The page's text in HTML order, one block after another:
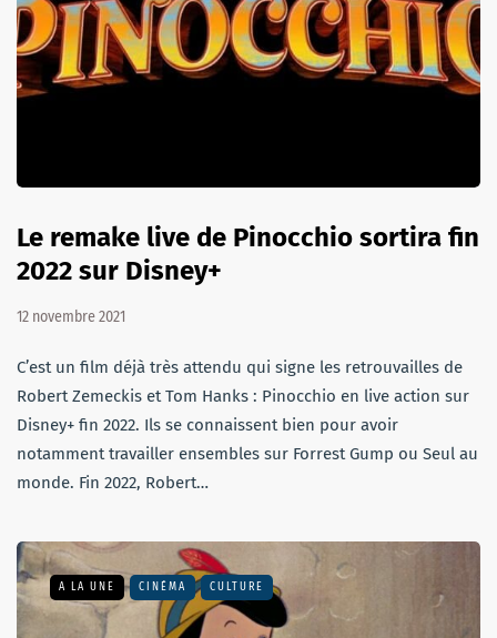
Le remake live de Pinocchio sortira fin
2022 sur Disney+
12 novembre 2021
C’est un film déjà très attendu qui signe les retrouvailles de
Robert Zemeckis et Tom Hanks : Pinocchio en live action sur
Disney+ fin 2022. Ils se connaissent bien pour avoir
notamment travailler ensembles sur Forrest Gump ou Seul au
monde. Fin 2022, Robert…
A LA UNE CINÉMA CULTURE